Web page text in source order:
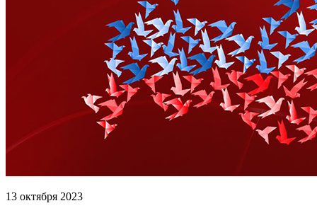
13 октября 2023